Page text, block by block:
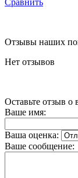
Отзывы наших
Нет отзывов
Оставьте отзыв
Ваше имя:
Ваша оценка:
Ваше сообщение: